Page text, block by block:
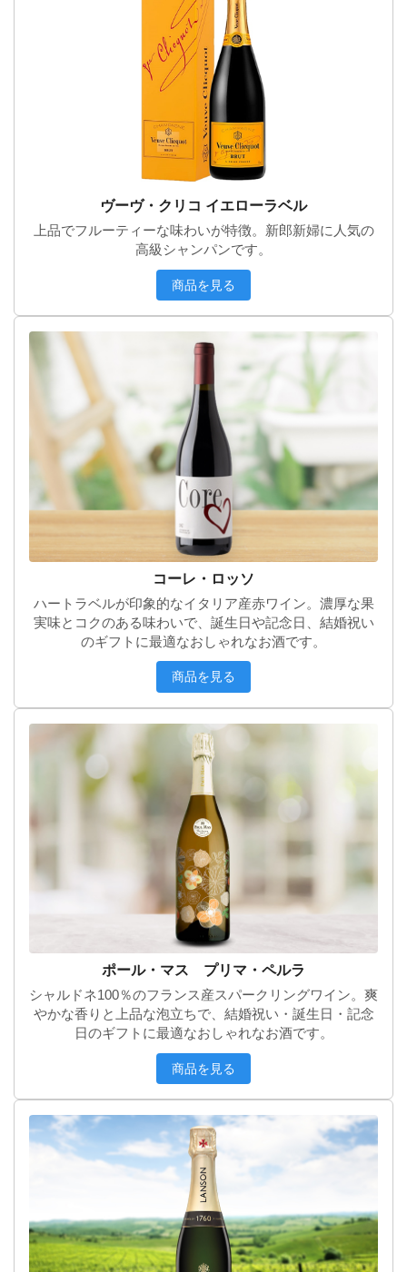
ヴーヴ・クリコ イエローラベル
上品でフルーティーな味わいが特徴。新郎新婦に人気の
高級シャンパンです。
商品を見る
コーレ・ロッソ
ハートラベルが印象的なイタリア産赤ワイン。濃厚な果
実味とコクのある味わいで、誕生日や記念日、結婚祝い
のギフトに最適なおしゃれなお酒です。
商品を見る
ポール・マス プリマ・ペルラ
シャルドネ100％のフランス産スパークリングワイン。爽
やかな香りと上品な泡立ちで、結婚祝い・誕生日・記念
日のギフトに最適なおしゃれなお酒です。
商品を見る